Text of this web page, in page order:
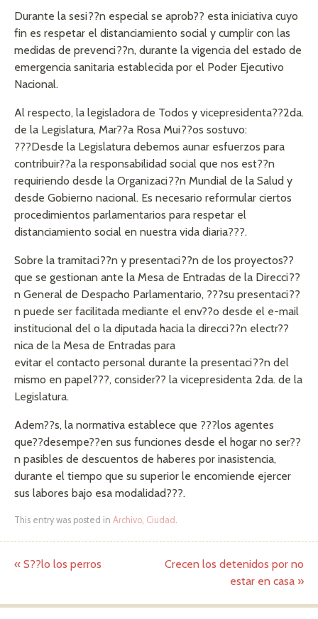
Durante la sesi??n especial se aprob?? esta iniciativa cuyo
fin es respetar el distanciamiento social y cumplir con las
medidas de prevenci??n, durante la vigencia del estado de
emergencia sanitaria establecida por el Poder Ejecutivo
Nacional.
Al respecto, la legisladora de Todos y vicepresidenta??2da.
de la Legislatura, Mar??a Rosa Mui??os sostuvo:
???Desde la Legislatura debemos aunar esfuerzos para
contribuir??a la responsabilidad social que nos est??n
requiriendo desde la Organizaci??n Mundial de la Salud y
desde Gobierno nacional. Es necesario reformular ciertos
procedimientos parlamentarios para respetar el
distanciamiento social en nuestra vida diaria???.
Sobre la tramitaci??n y presentaci??n de los proyectos??
que se gestionan ante la Mesa de Entradas de la Direcci??
n General de Despacho Parlamentario, ???su presentaci??
n puede ser facilitada mediante el env??o desde el e-mail
institucional del o la diputada hacia la direcci??n electr??
nica de la Mesa de Entradas para
evitar el contacto personal durante la presentaci??n del
mismo en papel???, consider?? la vicepresidenta 2da. de la
Legislatura.
Adem??s, la normativa establece que ???los agentes
que??desempe??en sus funciones desde el hogar no ser??
n pasibles de descuentos de haberes por inasistencia,
durante el tiempo que su superior le encomiende ejercer
sus labores bajo esa modalidad???.
This entry was posted in Archivo, Ciudad .
Post navigation
« S??lo los perros
Crecen los detenidos por no
estar en casa »